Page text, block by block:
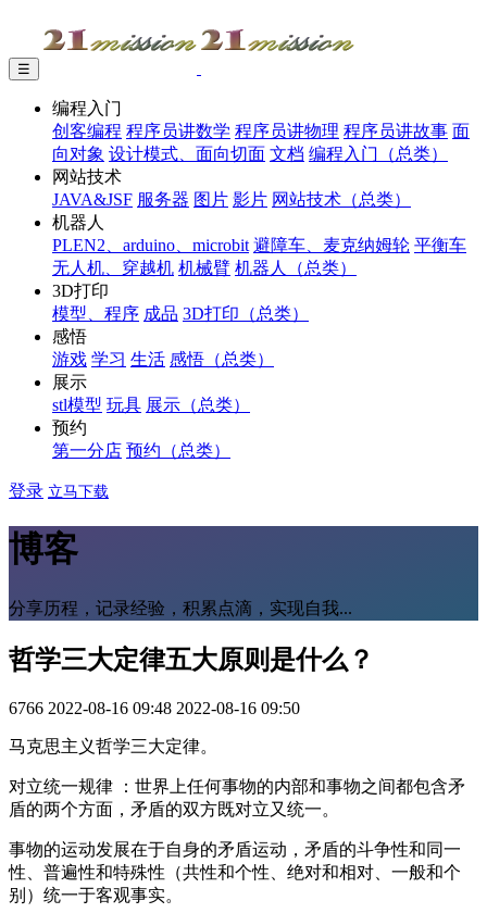
☰
编程入门
创客编程 程序员讲数学 程序员讲物理 程序员讲故事 面
向对象 设计模式、面向切面 文档 编程入门（总类）
网站技术
JAVA&JSF 服务器 图片 影片 网站技术（总类）
机器人
PLEN2、arduino、microbit 避障车、麦克纳姆轮 平衡车
无人机、穿越机 机械臂 机器人（总类）
3D打印
模型、程序 成品 3D打印（总类）
感悟
游戏 学习 生活 感悟（总类）
展示
stl模型 玩具 展示（总类）
预约
第一分店 预约（总类）
登录 立马下载
博客
分享历程，记录经验，积累点滴，实现自我...
哲学三大定律五大原则是什么？
6766 2022-08-16 09:48 2022-08-16 09:50
马克思主义哲学三大定律。
对立统一规律 ：世界上任何事物的内部和事物之间都包含矛
盾的两个方面，矛盾的双方既对立又统一。
事物的运动发展在于自身的矛盾运动，矛盾的斗争性和同一
性、普遍性和特殊性（共性和个性、绝对和相对、一般和个
别）统一于客观事实。